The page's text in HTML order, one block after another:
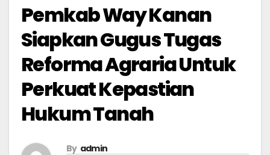
Pemkab Way Kanan
Siapkan Gugus Tugas
Reforma Agraria Untuk
Perkuat Kepastian
Hukum Tanah
By admin